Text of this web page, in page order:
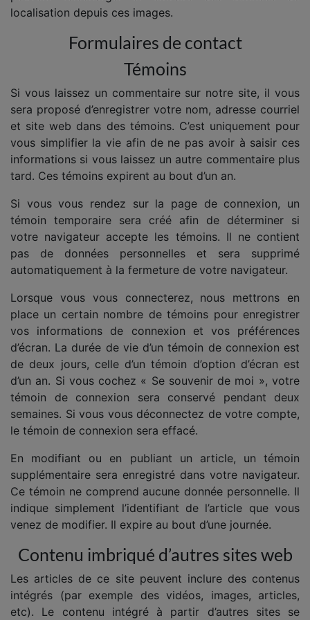
localisation depuis ces images.
Formulaires de contact
Témoins
Si vous laissez un commentaire sur notre site, il vous
sera proposé d’enregistrer votre nom, adresse courriel
et site web dans des témoins. C’est uniquement pour
vous simplifier la vie afin de ne pas avoir à saisir ces
informations si vous laissez un autre commentaire plus
tard. Ces témoins expirent au bout d’un an.
Si vous vous rendez sur la page de connexion, un
témoin temporaire sera créé afin de déterminer si
votre navigateur accepte les témoins. Il ne contient
pas de données personnelles et sera supprimé
automatiquement à la fermeture de votre navigateur.
Lorsque vous vous connecterez, nous mettrons en
place un certain nombre de témoins pour enregistrer
vos informations de connexion et vos préférences
d’écran. La durée de vie d’un témoin de connexion est
de deux jours, celle d’un témoin d’option d’écran est
d’un an. Si vous cochez « Se souvenir de moi », votre
témoin de connexion sera conservé pendant deux
semaines. Si vous vous déconnectez de votre compte,
le témoin de connexion sera effacé.
En modifiant ou en publiant un article, un témoin
supplémentaire sera enregistré dans votre navigateur.
Ce témoin ne comprend aucune donnée personnelle. Il
indique simplement l’identifiant de l’article que vous
venez de modifier. Il expire au bout d’une journée.
Contenu imbriqué d’autres sites web
Les articles de ce site peuvent inclure des contenus
intégrés (par exemple des vidéos, images, articles,
etc). Le contenu intégré à partir d’autres sites se